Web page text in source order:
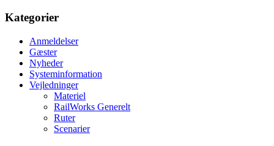
Kategorier
Anmeldelser
Gæster
Nyheder
Systeminformation
Vejledninger
Materiel
RailWorks Generelt
Ruter
Scenarier